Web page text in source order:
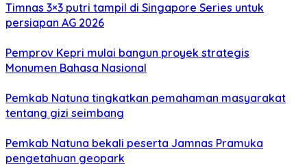
Timnas 3×3 putri tampil di Singapore Series untuk
persiapan AG 2026
Pemprov Kepri mulai bangun proyek strategis
Monumen Bahasa Nasional
Pemkab Natuna tingkatkan pemahaman masyarakat
tentang gizi seimbang
Pemkab Natuna bekali peserta Jamnas Pramuka
pengetahuan geopark